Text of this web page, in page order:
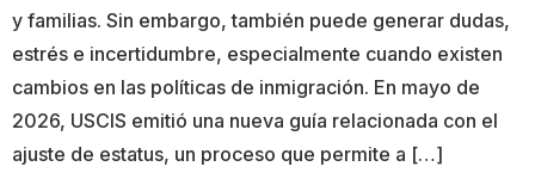
y familias. Sin embargo, también puede generar dudas,
estrés e incertidumbre, especialmente cuando existen
cambios en las políticas de inmigración. En mayo de
2026, USCIS emitió una nueva guía relacionada con el
ajuste de estatus, un proceso que permite a […]